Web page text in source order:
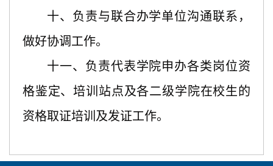
十、负责与联合办学单位沟通联系，
做好协调工作。
十一、负责代表学院申办各类岗位资
格鉴定、培训站点及各二级学院在校生的
资格取证培训及发证工作。